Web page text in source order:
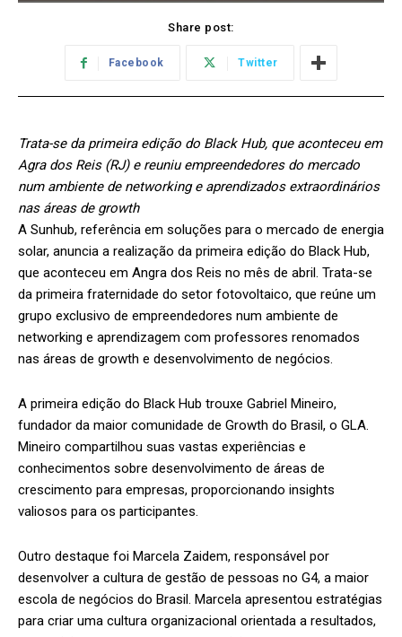
Share post:
Facebook Twitter
Trata-se da primeira edição do Black Hub, que aconteceu em
Agra dos Reis (RJ) e reuniu empreendedores do mercado
num ambiente de networking e aprendizados extraordinários
nas áreas de growth
A Sunhub, referência em soluções para o mercado de energia
solar, anuncia a realização da primeira edição do Black Hub,
que aconteceu em Angra dos Reis no mês de abril. Trata-se
da primeira fraternidade do setor fotovoltaico, que reúne um
grupo exclusivo de empreendedores num ambiente de
networking e aprendizagem com professores renomados
nas áreas de growth e desenvolvimento de negócios.
A primeira edição do Black Hub trouxe Gabriel Mineiro,
fundador da maior comunidade de Growth do Brasil, o GLA.
Mineiro compartilhou suas vastas experiências e
conhecimentos sobre desenvolvimento de áreas de
crescimento para empresas, proporcionando insights
valiosos para os participantes.
Outro destaque foi Marcela Zaidem, responsável por
desenvolver a cultura de gestão de pessoas no G4, a maior
escola de negócios do Brasil. Marcela apresentou estratégias
para criar uma cultura organizacional orientada a resultados,